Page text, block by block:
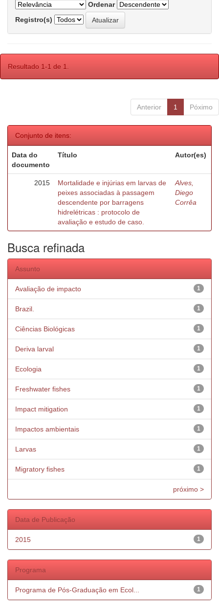
Ordenar
Registro(s)
Resultado 1-1 de 1.
Anterior 1 Póximo
Conjunto de itens:
Data do
documento
Título Autor(es)
2015
Mortalidade e injúrias em larvas de
peixes associadas à passagem
descendente por barragens
hidrelétricas : protocolo de
avaliação e estudo de caso.
Alves,
Diego
Corrêa
Busca refinada
Assunto
1
Avaliação de impacto
1
Brazil.
1
Ciências Biológicas
1
Deriva larval
1
Ecologia
1
Freshwater fishes
1
Impact mitigation
1
Impactos ambientais
1
Larvas
1
Migratory fishes
próximo >
Data de Publicação
1
2015
Programa
1
Programa de Pós-Graduação em Ecol...